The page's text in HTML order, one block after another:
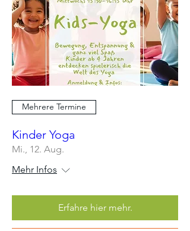
Mehrere Termine
Kinder Yoga
Mi., 12. Aug.
Mehr Infos
Erfahre hier mehr.